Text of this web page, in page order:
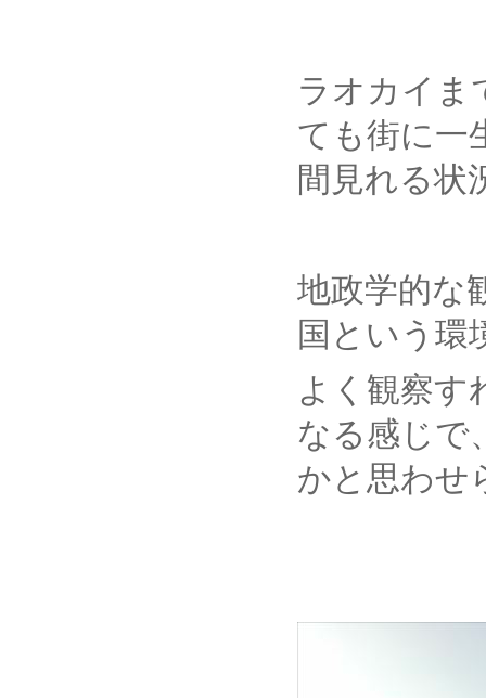
ラオカイま
ても街に一
間見れる状
地政学的な
国という環
よく観察す
なる感じで
かと思わせ